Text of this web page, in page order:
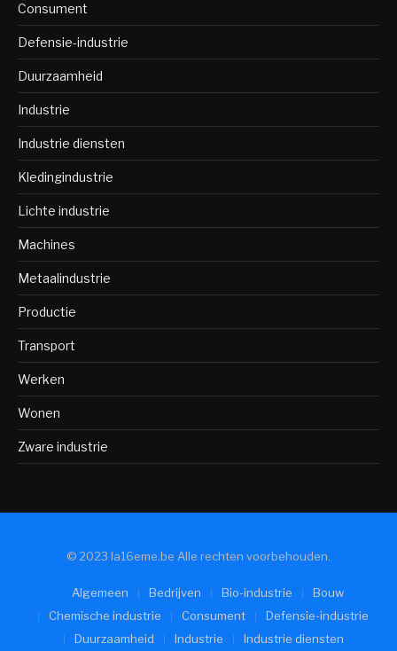
Consument
Defensie-industrie
Duurzaamheid
Industrie
Industrie diensten
Kledingindustrie
Lichte industrie
Machines
Metaalindustrie
Productie
Transport
Werken
Wonen
Zware industrie
© 2023 la16eme.be Alle rechten voorbehouden.
Algemeen Bedrijven Bio-industrie
Bouw
Chemische industrie
Consument
Defensie-industrie
Duurzaamheid
Industrie Industrie diensten